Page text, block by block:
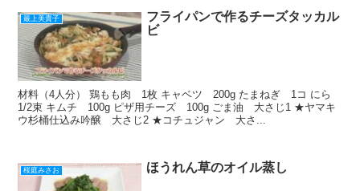
k
最上美貴子
フライパンで作るチーズタッカル
ビ
材料（4人分） 鶏もも肉 1枚 キャベツ 200g たまねぎ 1コ にら
1/2束 キムチ 100g ピザ用チーズ 100g ごま油 大さじ1 ★ヤマキ
ウ杉桶仕込み吟醸 大さじ2 ★コチュジャン 大さ...
桜庭みさお ほうれん草のオイル蒸し